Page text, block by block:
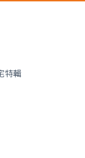
特輯